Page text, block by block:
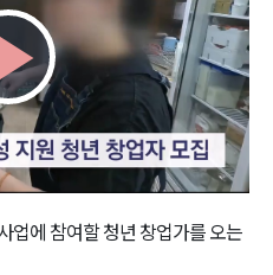
업에 참여할 청년 창업가를 오는